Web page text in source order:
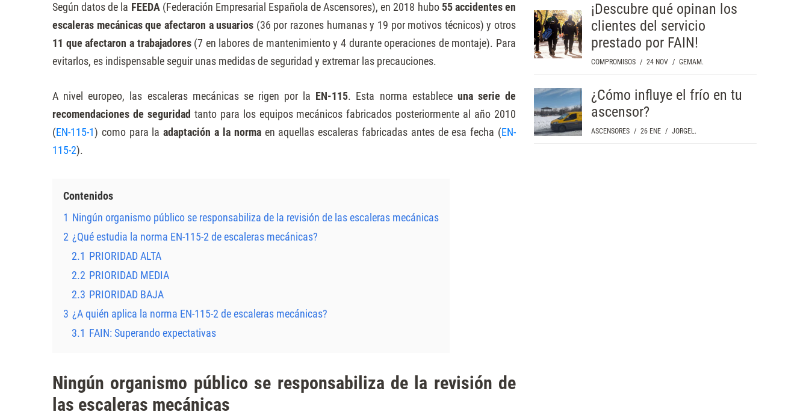
Según datos de la FEEDA (Federación Empresarial Española de Ascensores), en 2018 hubo 55 accidentes en
escaleras mecánicas que afectaron a usuarios (36 por razones humanas y 19 por motivos técnicos) y otros
11 que afectaron a trabajadores(7 en labores de mantenimiento y 4 durante operaciones de montaje). Para
evitarlos, es indispensable seguir unas medidas de seguridad y extremar las precauciones.
A nivel europeo, las escaleras mecánicas se rigen por la EN-115. Esta norma establece una serie de
recomendaciones de seguridad tanto para los equipos mecánicos fabricados posteriormente al año 2010
(EN-115-1) como para laadaptación a la norma en aquellas escaleras fabricadas antes de esa fecha (EN-
115-2).
Contenidos
1 Ningún organismo público se responsabiliza de la revisión de las escaleras mecánicas
2 ¿Qué estudia la norma EN-115-2 de escaleras mecánicas?
2.1 PRIORIDAD ALTA
2.2 PRIORIDAD MEDIA
2.3 PRIORIDAD BAJA
3 ¿A quién aplica la norma EN-115-2 de escaleras mecánicas?
3.1 FAIN: Superando expectativas
Ningún organismo público se responsabiliza de la revisión de
las escaleras mecánicas
¡Descubre qué opinan los
clientes del servicio
prestado por FAIN!
COMPROMISOS / 24 NOV / GEMAM.
¿Cómo influye el frío en tu
ascensor?
ASCENSORES / 26 ENE / JORGEL.